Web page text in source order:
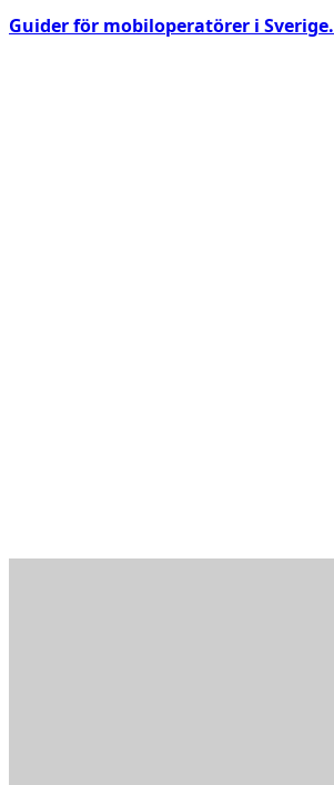
Guider för mobiloperatörer i Sverige.